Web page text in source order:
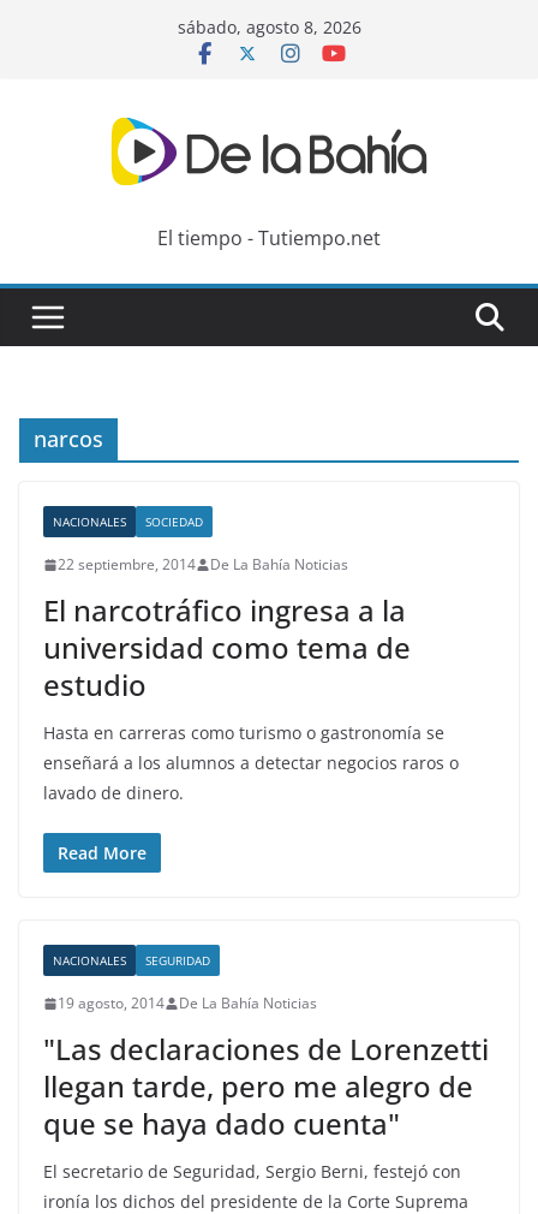
sábado, agosto 8, 2026
El tiempo - Tutiempo.net
narcos
NACIONALES SOCIEDAD
22 septiembre, 2014 De La Bahía Noticias
El narcotráfico ingresa a la
universidad como tema de
estudio
Hasta en carreras como turismo o gastronomía se
enseñará a los alumnos a detectar negocios raros o
lavado de dinero.
Read More
NACIONALES SEGURIDAD
19 agosto, 2014 De La Bahía Noticias
"Las declaraciones de Lorenzetti
llegan tarde, pero me alegro de
que se haya dado cuenta"
El secretario de Seguridad, Sergio Berni, festejó con
ironía los dichos del presidente de la Corte Suprema